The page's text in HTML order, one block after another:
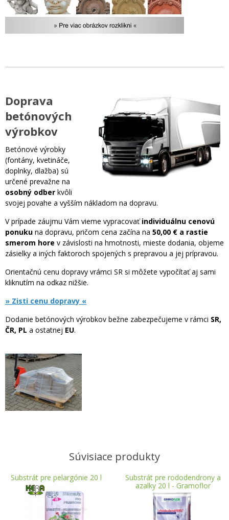
Doprava
betónových
výrobkov
Betónové výrobky
(fontány, kvetináče,
doplnky, dlažba) sú
určené prevažne na
osobný odber kvôli
svojej povahe a vyšším nákladom na dopravu.
V prípade záujmu Vám vieme vypracovaťindividuálnu cenovú
ponuku na dopravu, pričom cena začína na 50,00 € a rastie
smerom hore v závislosti na hmotnosti, mieste dodania, objeme
zásielky a iných faktoroch spojených s prepravou a jej prípravou.
Orientačnú cenu dopravy vrámci SR si môžete vypočítať aj sami
kliknutím na odkaz nižšie.
» Zisti cenu dopravy «
Dodanie betónových výrobkov bežne zabezpečujeme v rámci SR,
ČR, PL a ostatnej EU.
Súvisiace produkty
Substrát pre pelargónie 20 l
Substrát pre rododendrony a
azalky 20 l - Gramoflor